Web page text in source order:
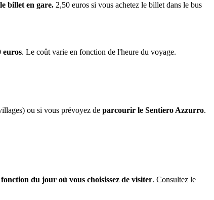
billet en gare. 2,50 euros si vous achetez le billet dans le bus
euros. Le coût varie en fonction de l'heure du voyage.
ou si vous prévoyez de parcourir le Sentiero Azzurro.
du jour où vous choisissez de visiter. Consultez le